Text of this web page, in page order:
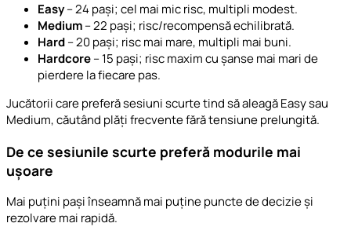
Easy– 24 pași; cel mai mic risc, multipli modest.
Medium– 22 pași; risc/recompensă echilibrată.
Hard– 20 pași; risc mai mare, multipli mai buni.
Hardcore– 15 pași; risc maxim cu șanse mai mari de
pierdere la fiecare pas.
Jucătorii care preferă sesiuni scurte tind să aleagă Easy sau
Medium, căutând plăți frecvente fără tensiune prelungită.
De ce sesiunile scurte preferă modurile mai
ușoare
Mai puțini pași înseamnă mai puține puncte de decizie și
rezolvare mai rapidă.